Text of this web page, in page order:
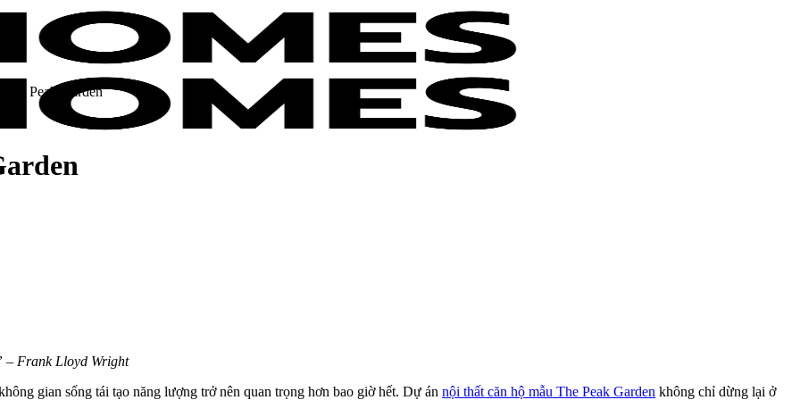
The Peak Garden
– Frank Lloyd Wright
gian sống tái tạo năng lượng trở nên quan trọng hơn bao giờ hết. Dự án nội thất căn hộ mẫu The Peak Garden không chỉ dừng lại ở